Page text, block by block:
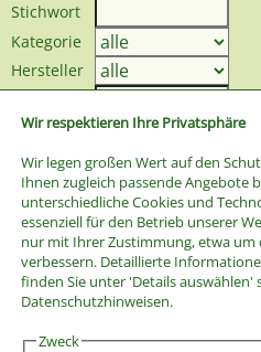
Wir respektieren Ihre Privatsphäre
Wir legen großen Wert auf den
Ihnen zugleich passende Angebote
unterschiedliche Cookies und
essenziell für den Betrieb unserer
nur mit Ihrer Zustimmung, etwa um
verbessern. Detaillierte
finden Sie unter 'Details auswählen'
Datenschutzhinweisen.
Zweck
Stichwort
Kategorie
Hersteller